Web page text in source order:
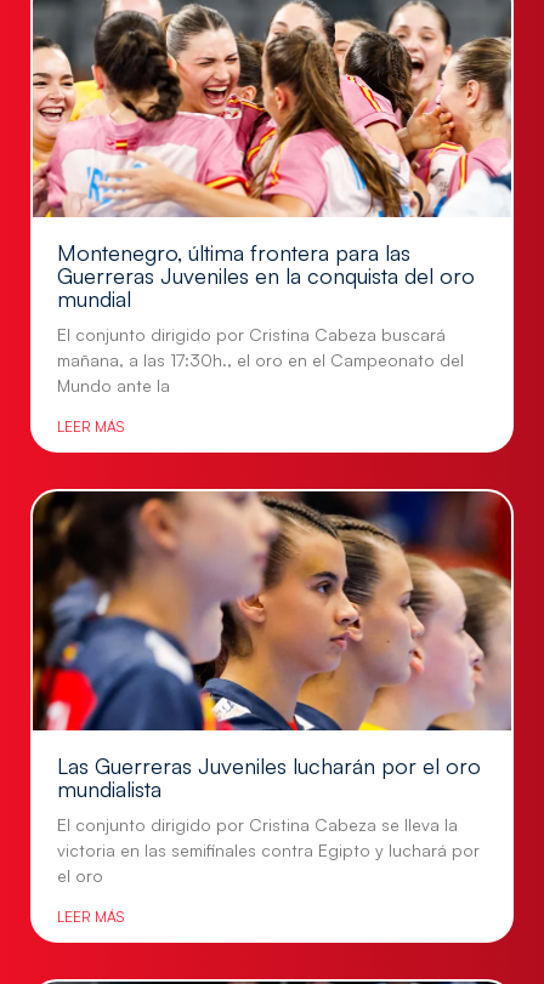
Montenegro, última frontera para las
Guerreras Juveniles en la conquista del oro
mundial
El conjunto dirigido por Cristina Cabeza buscará
mañana, a las 17:30h., el oro en el Campeonato del
Mundo ante la
LEER MÁS
Las Guerreras Juveniles lucharán por el oro
mundialista
El conjunto dirigido por Cristina Cabeza se lleva la
victoria en las semifinales contra Egipto y luchará por
el oro
LEER MÁS